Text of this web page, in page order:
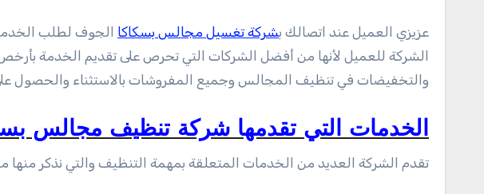
عزيزي العميل عند اتصالك بشركة تغسيل مجالس بسكاكا الجوف لطلب
الشركة للعميل لأنها من أفضل الشركات التي تحرص على تقديم الخدمة
والتخفيضات في تنظيف المجالس وجميع المفروشات بالاستثناء والحصول
الخدمات التي تقدمها شركة تنظيف مجالس
تقدم الشركة العديد من الخدمات المتعلقة بمهمة التنظيف والتي نذكر منها